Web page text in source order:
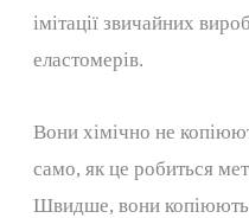
імітації звичайних
еластомерів.
Вони хімічно не
само, як це робиться
Швидше, вони копіюють